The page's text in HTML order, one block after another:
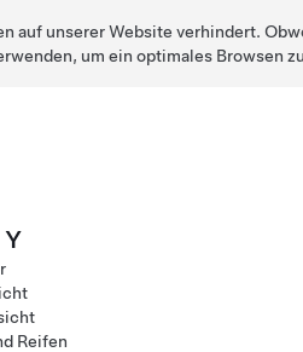
auf unserer Website verhindert.
um ein optimales Browsen
Reifen